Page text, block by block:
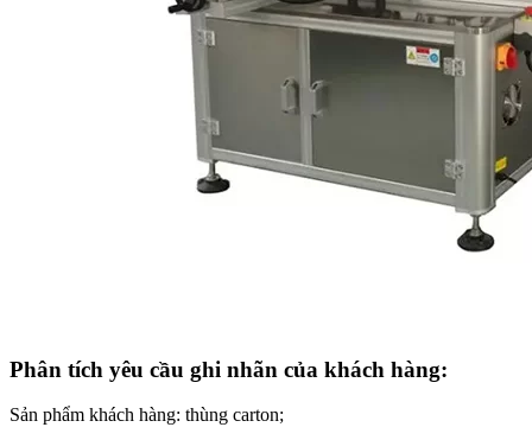
Phân tích yêu cầu ghi nhãn của khách hàng:
Sản phẩm khách hàng: thùng carton;